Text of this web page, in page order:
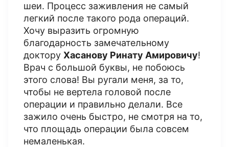
шеи. Процесс заживления не самый
легкий после такого рода операций.
Хочу выразить огромную
благодарность замечательному
доктору Хасанову Ринату Амировичу!
Врач с большой буквы, не побоюсь
этого слова! Вы ругали меня, за то,
чтобы не вертела головой после
операции и правильно делали. Все
зажило очень быстро, не смотря на то,
что площадь операции была совсем
немаленькая.